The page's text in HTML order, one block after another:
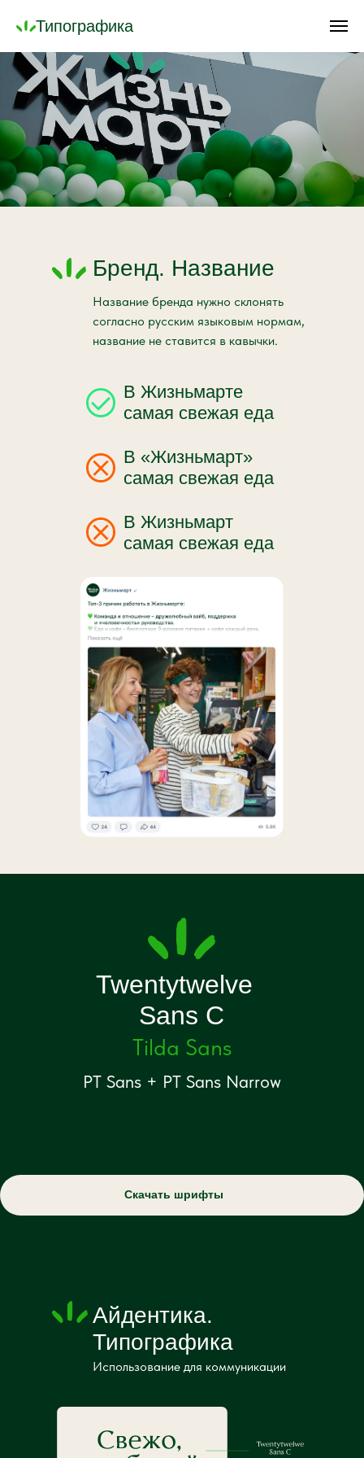
Типографика
Бренд. Название
В Жизньмарте
самая свежая еда
В «Жизньмарт»
самая свежая еда
В Жизньмарт
самая свежая еда
Название бренда нужно склонять
согласно русским языковым нормам,
название не ставится в кавычки.
Twentytwelve
Sans C
Tilda Sans
PT Sans + PT Sans Narrow
Скачать шрифты
Айдентика.
Типографика
Использование для коммуникации